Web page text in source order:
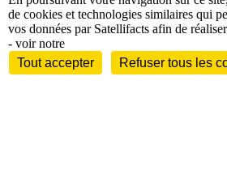
InterviewBiographies Nominations /
de cookies et technologies similaires qui
vos données par Satellifacts afin de
- voir notre
Tout accepter
Refuser tous les